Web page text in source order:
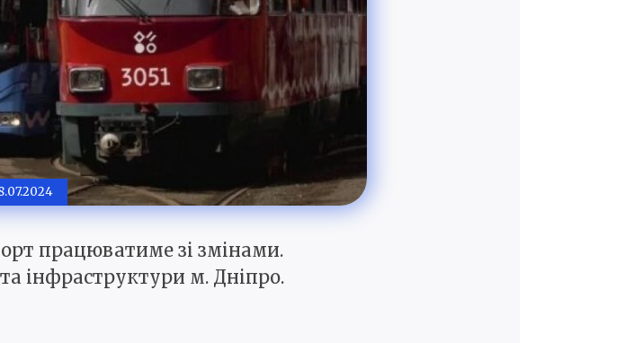
працюватиме зі змінами.
інфраструктури м. Дніпро.